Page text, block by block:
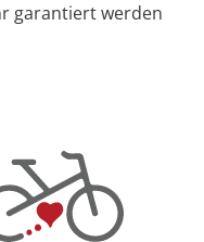
garantiert werden